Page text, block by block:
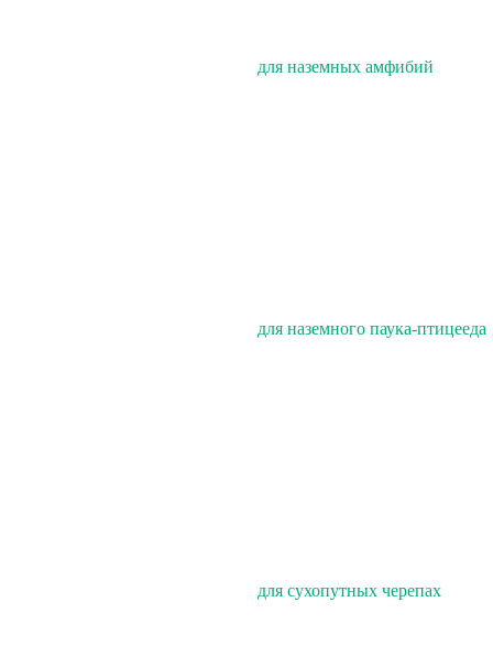
для наземных амфибий
для наземного паука-птицееда
для сухопутных черепах